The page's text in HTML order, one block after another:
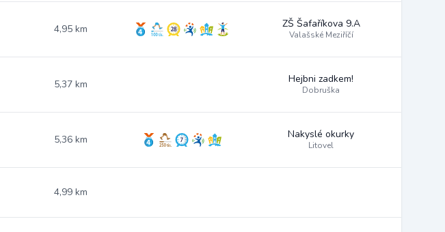
4,95 km ZŠ Šafaříkova 9.A
Valašské Meziříčí
5,37 km Hejbni zadkem!
Dobruška
5,36 km Nakyslé okurky
Litovel
4,99 km